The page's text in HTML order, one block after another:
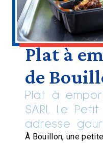
Plat à
de
Plat à
SARL Le
adresse
À Bouillon, une